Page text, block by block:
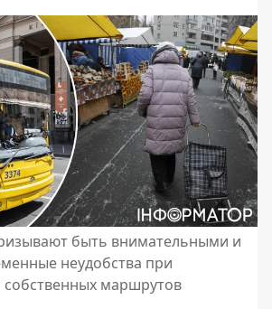
быть внимательными и
неудобства при
маршрутов